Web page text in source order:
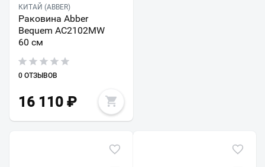
КИТАЙ (ABBER)
Раковина Abber
Bequem AC2102MW
60 см
0 ОТЗЫВОВ
16 110 ₽